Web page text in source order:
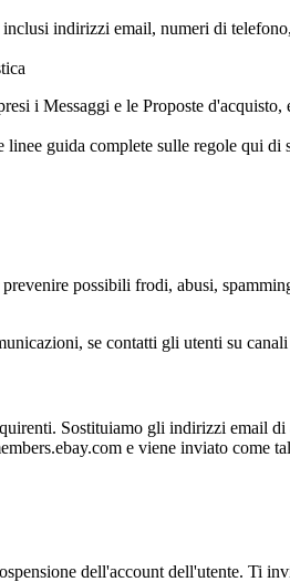
indirizzi email, numeri di
i Messaggi e le Proposte
guida complete sulle regole qui di
possibili frodi, abusi,
se contatti gli utenti su
Sostituiamo gli indirizzi email
e viene inviato come
dell'account dell'utente. Ti